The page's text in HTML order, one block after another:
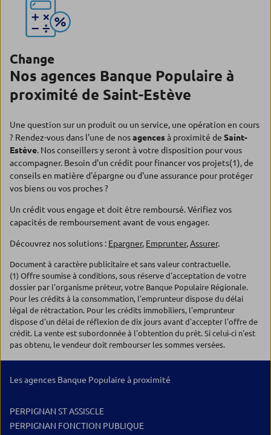
Change
Nos agences Banque Populaire à
proximité de Saint-Estève
Une question sur un produit ou un service, une opération en cours
? Rendez-vous dans l'une de nosagencesà proximité de Saint-
Estève. Nos conseillers y seront à votre disposition pour vous
accompagner. Besoin d'un crédit pour financer vos projets(1), de
conseils en matière d'épargne ou d'une assurance pour protéger
vos biens ou vos proches ?
Un crédit vous engage et doit être remboursé. Vérifiez vos
capacités de remboursement avant de vous engager.
Découvrez nos solutions : Epargner, Emprunter,Assurer.
Document à caractère publicitaire et sans valeur contractuelle.
(1) Offre soumise à conditions, sous réserve d'acceptation de votre
dossier par l'organisme prêteur, votre Banque Populaire Régionale.
Pour les crédits à la consommation, l'emprunteur dispose du délai
légal de rétractation. Pour les crédits immobiliers, l'emprunteur
dispose d'un délai de réflexion de dix jours avant d'accepter l'offre de
crédit. La vente est subordonnée à l'obtention du prêt. Si celui-ci n'est
pas obtenu, le vendeur doit rembourser les sommes versées.
Les agences Banque Populaire à proximité
PERPIGNAN ST ASSISCLE
PERPIGNAN FONCTION PUBLIQUE